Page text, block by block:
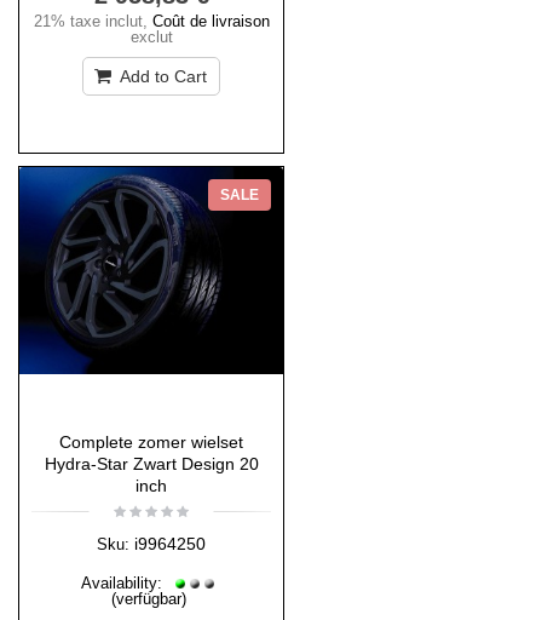
21% taxe inclut, Coût de livraison
exclut
Add to Cart
SALE
Complete zomer wielset
Hydra-Star Zwart Design 20
inch
Sku: i9964250
Availability:
(verfügbar)